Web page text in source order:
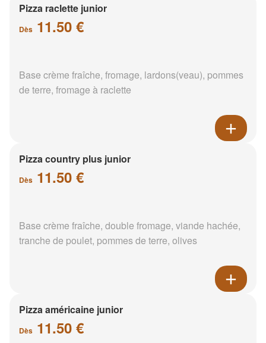
Pizza raclette junior
Dès 11.50 €
Base crème fraîche, fromage, lardons(veau), pommes
de terre, fromage à raclette
Pizza country plus junior
Dès 11.50 €
Base crème fraîche, double fromage, viande hachée,
tranche de poulet, pommes de terre, olives
Pizza américaine junior
Dès 11.50 €